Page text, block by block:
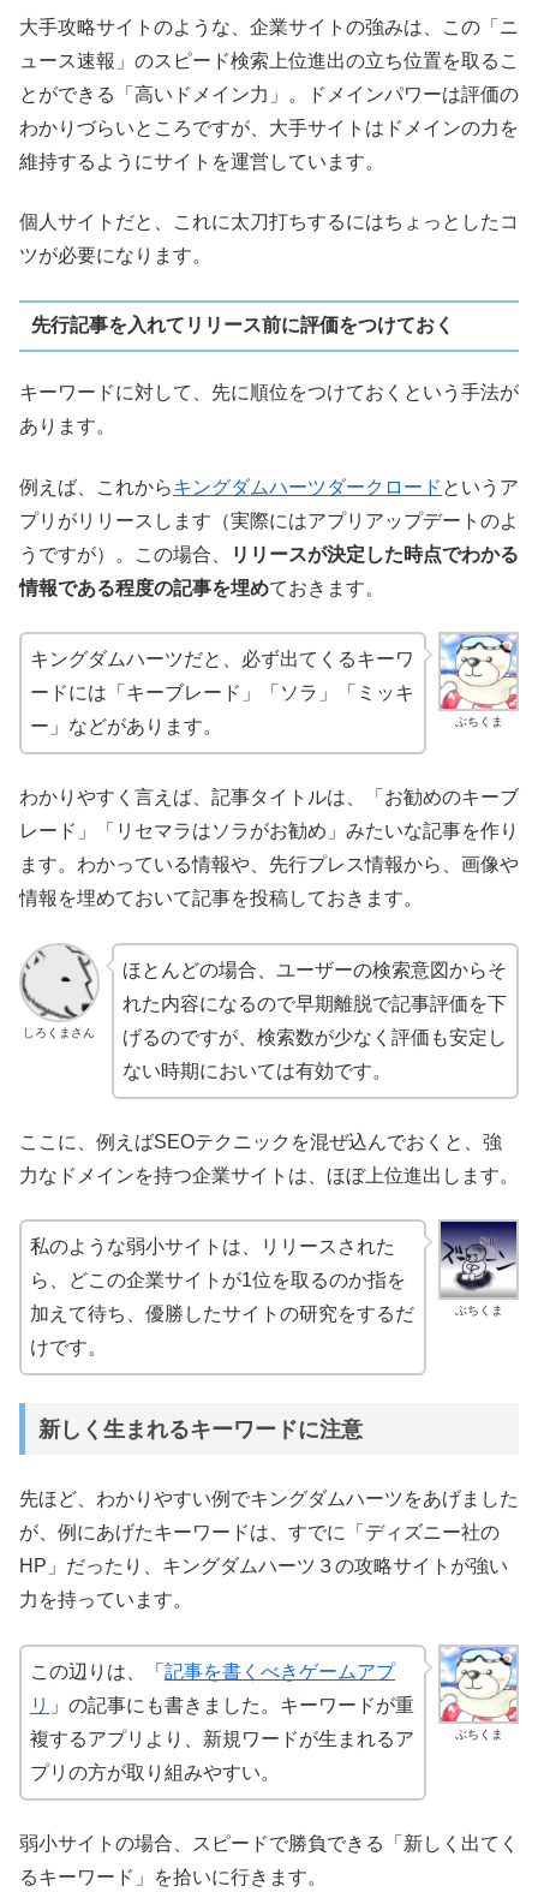
大手攻略サイトのような、企業サイトの強みは、この「ニ
ュース速報」のスピード検索上位進出の立ち位置を取るこ
とができる「高いドメイン力」。ドメインパワーは評価の
わかりづらいところですが、大手サイトはドメインの力を
維持するようにサイトを運営しています。
個人サイトだと、これに太刀打ちするにはちょっとしたコ
ツが必要になります。
先行記事を入れてリリース前に評価をつけておく
キーワードに対して、先に順位をつけておくという手法が
あります。
例えば、これからキングダムハーツダークロード というア
プリがリリースします（実際にはアプリアップデートのよ
うですが）。この場合、
リリースが決定した時点でわかる
情報である程度の記事を埋めておきます。
ぶちくま
キングダムハーツだと、必ず出てくるキーワ
ードには「キーブレード」「ソラ」「ミッキ
ー」などがあります。
わかりやすく言えば、記事タイトルは、「お勧めのキーブ
レード」「リセマラはソラがお勧め」みたいな記事を作り
ます。わかっている情報や、先行プレス情報から、画像や
情報を埋めておいて記事を投稿しておきます。
しろくまさん
ほとんどの場合、ユーザーの検索意図からそ
れた内容になるので早期離脱で記事評価を下
げるのですが、検索数が少なく評価も安定し
ない時期においては有効です。
ここに、例えばSEOテクニックを混ぜ込んでおくと、強
力なドメインを持つ企業サイトは、ほぼ上位進出します。
ぶちくま
私のような弱小サイトは、リリースされた
ら、どこの企業サイトが1位を取るのか指を
加えて待ち、優勝したサイトの研究をするだ
けです。
新しく生まれるキーワードに注意
先ほど、わかりやすい例でキングダムハーツをあげました
が、例にあげたキーワードは、すでに「ディズニー社の
HP」だったり、キングダムハーツ３の攻略サイトが強い
力を持っています。
ぶちくま
この辺りは、「 記事を書くべきゲームアプ
リ 」の記事にも書きました。キーワードが重
複するアプリより、新規ワードが生まれるア
プリの方が取り組みやすい。
弱小サイトの場合、スピードで勝負できる「新しく出てく
るキーワード」を拾いに行きます。